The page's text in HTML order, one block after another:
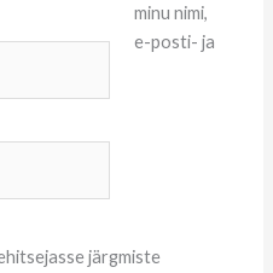
minu nimi,
e-posti- ja
järgmiste